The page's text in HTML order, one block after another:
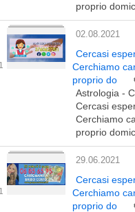
proprio
02.08.2021
Cercasi
Cerchiamo
proprio do
Astrologia -
Cercasi
Cerchiamo
proprio
29.06.2021
Cercasi
Cerchiamo
proprio do